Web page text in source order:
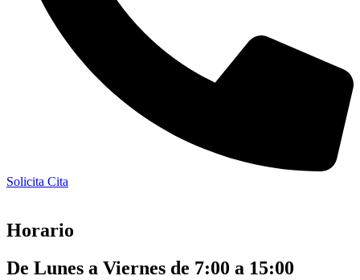
Solicita Cita
Horario
De Lunes a Viernes de 7:00 a 15:00